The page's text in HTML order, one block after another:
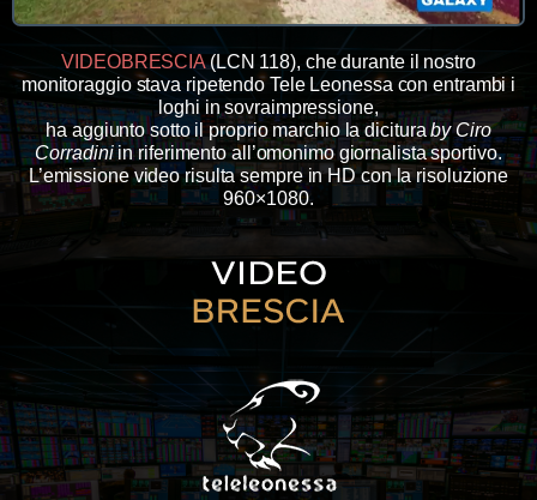
VIDEOBRESCIA(LCN 118), che durante il nostro
monitoraggio stava ripetendo Tele Leonessa con entrambi i
loghi in sovraimpressione,
ha aggiunto sotto il proprio marchio la dicituraby Ciro
Corradiniin riferimento all’omonimo giornalista sportivo.
L’emissione video risulta sempre in HD con la risoluzione
960×1080.